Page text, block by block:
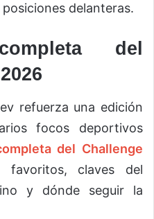
delanteras.
del
refuerza una edición
focos deportivos
del Challenge
favoritos, claves del
y dónde seguir la